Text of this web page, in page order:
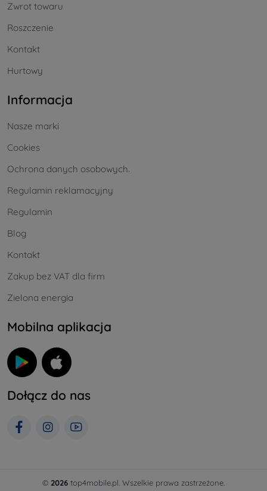
Zwrot towaru
Roszczenie
Kontakt
Hurtowy
Informacja
Nasze marki
Cookies
Ochrona danych osobowych.
Regulamin reklamacyjny
Regulamin
Blog
Kontakt
Zakup bez VAT dla firm
Zielona energia
Mobilna aplikacja
Dołącz do nas
© 2026 top4mobile.pl. Wszelkie prawa zastrzeżone.